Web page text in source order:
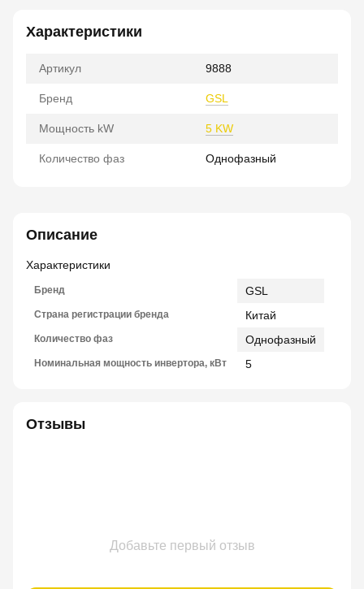
Характеристики
Артикул 9888
Бренд GSL
Мощность kW 5 KW
Количество фаз Однофазный
Описание
Характеристики
Бренд GSL
Страна регистрации бренда Китай
Количество фаз Однофазный
Номинальная мощность инвертора, кВт 5
Отзывы
Добавьте первый отзыв